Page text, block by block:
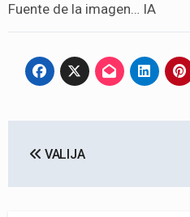
Fuente de la imagen… IA
de VALIJA